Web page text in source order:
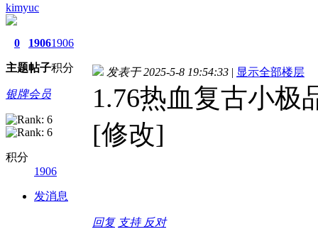
kimyuc
0
主题
1906
帖子
1906
积分
银牌会员
积分
1906
发消息
发表于 2025-5-8 19:54:33 | 显示全部楼层
1.76热血复古小极
[修改]
回复 支持 反对